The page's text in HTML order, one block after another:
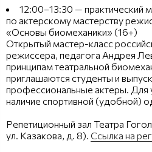
12:00–13:30 — практический
по актерскому мастерству
«Основы биомеханики» (16+)
Открытый мастер-класс
режиссера, педагога Андрея
принципам театральной
приглашаются студенты и
профессиональные актеры. Для
наличие спортивной (удобной)
Репетиционный зал Театра
ул. Казакова, д. 8). Ссылка на